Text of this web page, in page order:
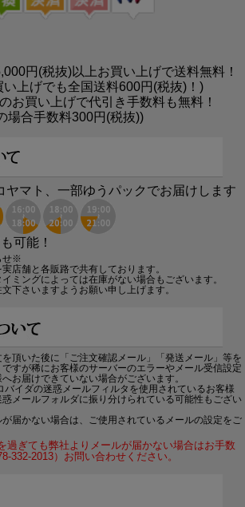
円(税抜)以上お買い上げで送料無料！
上げでも全国送料600円(税抜)！)
お買い上げで代引き手数料も無料！
場合手数料300円(税抜))
ヤマト、一部ゆうパックでお届けします
可能！
せ※
店舗と各販路で共有しております。
ミングによっては在庫がない場合もございます。
下さいますようお願い申し上げます。
頂いた後に「ご注文確認メール」「発送メール」等を
すが稀にお客様のサーバーのエラーやメール受信設定
お届けできていない場合がございます。
バイダの迷惑メールフィルタを使用されているお客様
メールフォルダに振り分けられている可能性もござい
届かない場合は、ご使用されているメールの設定をご
過ぎても弊社よりメールが届かない場合はお手数
332-2013）お問い合わせください。